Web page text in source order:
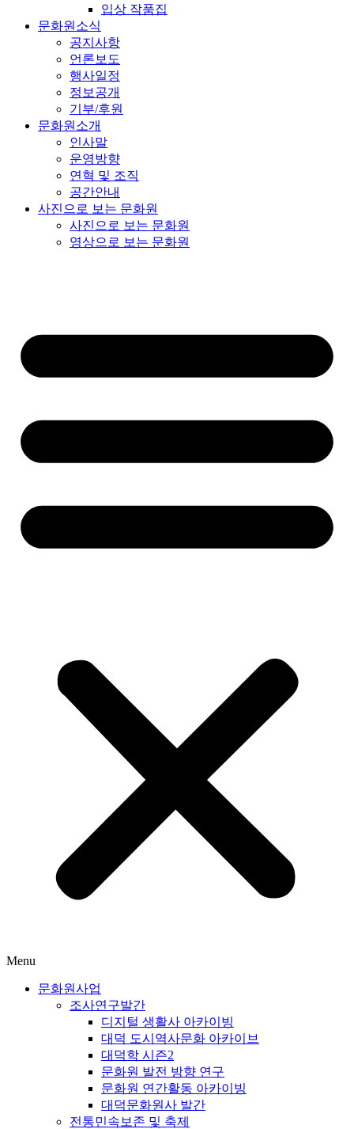
입상 작품집
문화원소식
공지사항
언론보도
행사일정
정보공개
기부/후원
문화원소개
인사말
운영방향
연혁 및 조직
공간안내
사진으로 보는 문화원
사진으로 보는 문화원
영상으로 보는 문화원
Menu
문화원사업
조사연구발간
디지털 생활사 아카이빙
대덕 도시역사문화 아카이브
대덕학 시즌2
문화원 발전 방향 연구
문화원 연간활동 아카이빙
대덕문화원사 발간
전통민속보존 및 축제